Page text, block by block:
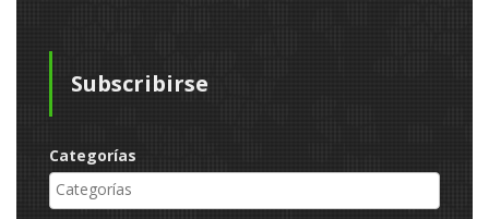
Subscribirse
Categorías